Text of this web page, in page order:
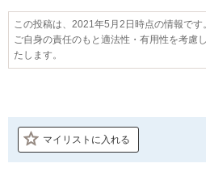
この投稿は、2021年5月2日時点の情報です。
ご自身の責任のもと適法性・有用性を考慮
たします。
マイリストに入れる